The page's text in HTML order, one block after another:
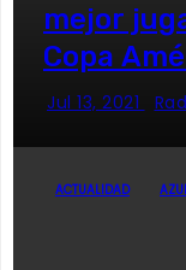
mejor
Copa
Jul 13, 2021
ACTUALIDAD